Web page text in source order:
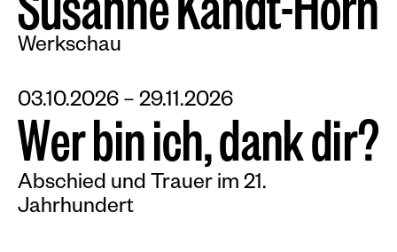
SusanneKandt-Horn
Werkschau
03.10.2026 – 29.11.2026
Werbinich,dankdir?
Abschied und Trauer im 21.
Jahrhundert